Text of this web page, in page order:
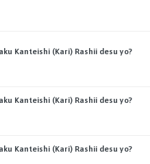
Kanteishi (Kari) Rashii desu yo?
Kanteishi (Kari) Rashii desu yo?
Kanteishi (Kari) Rashii desu yo?